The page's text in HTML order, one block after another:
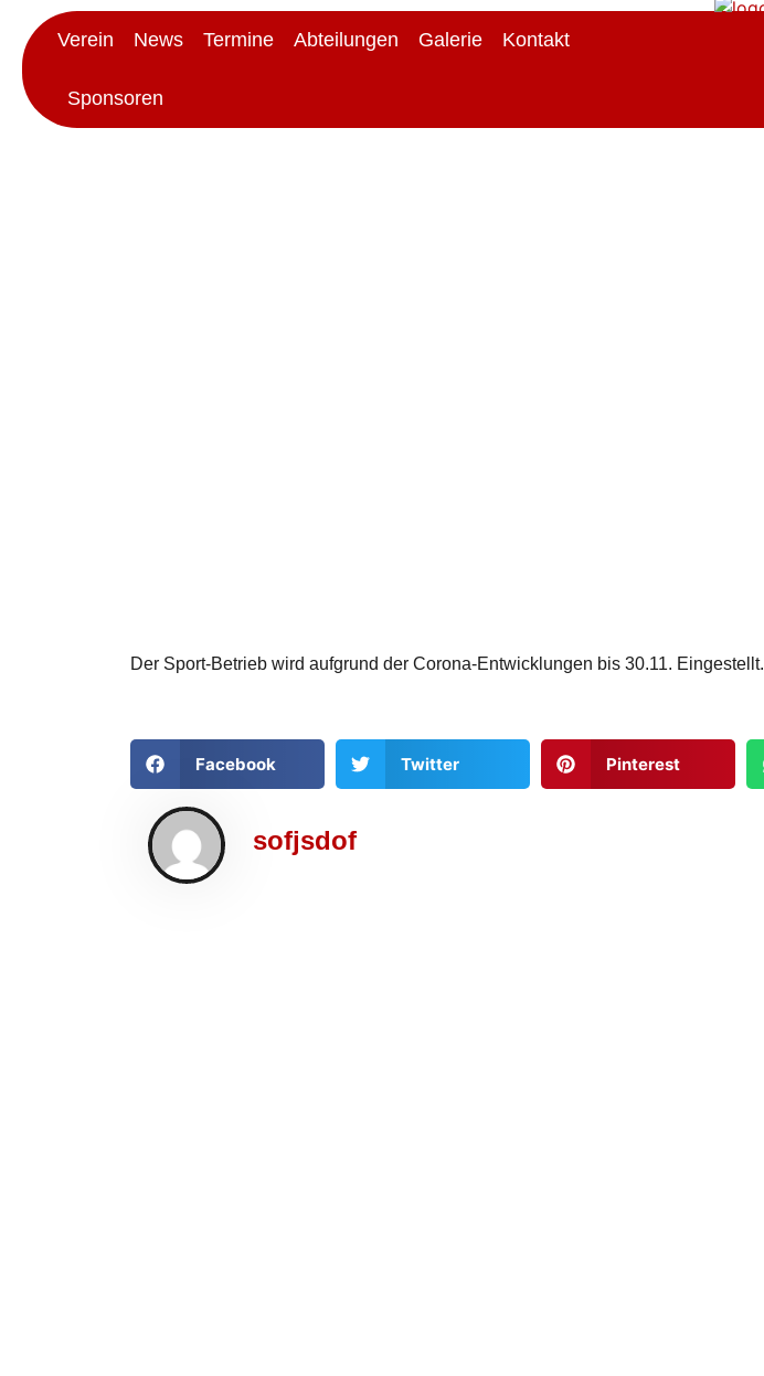
Verein News Termine Abteilungen Galerie Kontakt
Sponsoren
Der Sport-Betrieb wird aufgrund der Corona-Entwicklungen bis 30.11. Eingestellt.
Facebook Twitter Pinterest
sofjsdof